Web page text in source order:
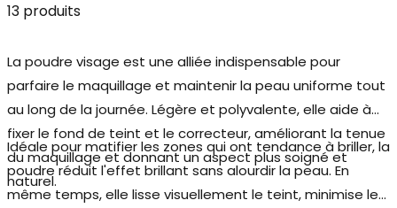
13 produits
La poudre visage est une alliée indispensable pour
parfaire le maquillage et maintenir la peau uniforme tout
au long de la journée. Légère et polyvalente, elle aide à
fixer le fond de teint et le correcteur, améliorant la tenue
du maquillage et donnant un aspect plus soigné et
naturel.
Idéale pour matifier les zones qui ont tendance à briller, la
poudre réduit l'effet brillant sans alourdir la peau. En
même temps, elle lisse visuellement le teint, minimise les